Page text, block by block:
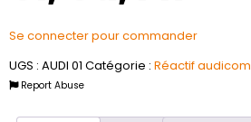
Se connecter pour commander
UGS : AUDI 01 Catégorie : Réactif audicom
Report Abuse